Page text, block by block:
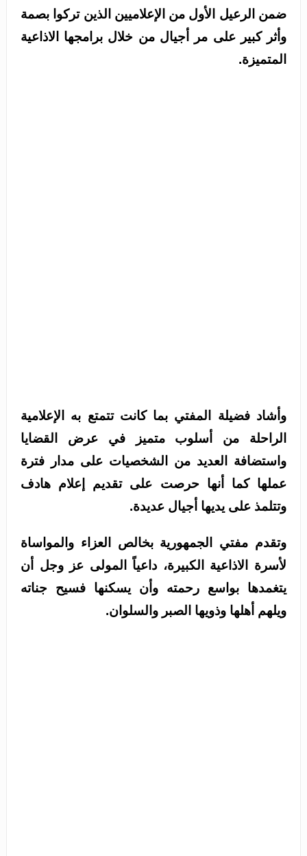
ضمن الرعيل الأول من الإعلاميين الذين تركوا بصمة
وأثر كبير على مر أجيال من خلال برامجها الاذاعية
المتميزة.
وأشاد فضيلة المفتي بما كانت تتمتع به الإعلامية
الراحلة من أسلوب متميز في عرض القضايا
واستضافة العديد من الشخصيات على مدار فترة
عملها كما أنها حرصت على تقديم إعلام هادف
وتتلمذ على يديها أجيال عديدة.
وتقدم مفتي الجمهورية بخالص العزاء والمواساة
لأسرة الاذاعية الكبيرة، داعياً المولى عز وجل أن
يتغمدها بواسع رحمته وأن يسكنها فسيح جناته
ويلهم أهلها وذويها الصبر والسلوان.